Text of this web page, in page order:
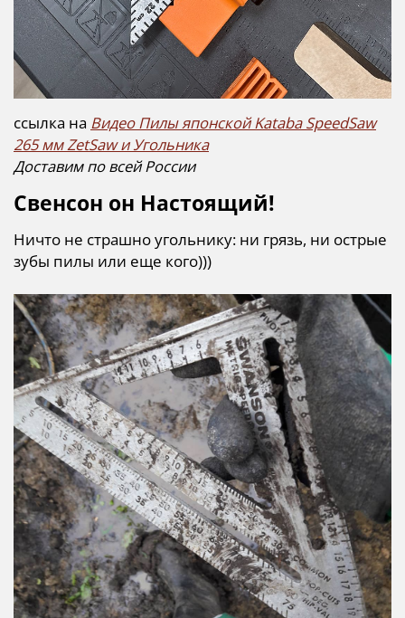
ссылка на Видео Пилы японской Kataba SpeedSaw
265 мм ZetSaw и Угольника
Доставим по всей России
Свенсон он Настоящий!
Ничто не страшно угольнику: ни грязь, ни острые
зубы пилы или еще кого)))